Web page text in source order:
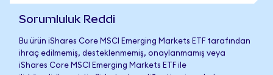
Sorumluluk Reddi
Bu ürün iShares Core MSCI Emerging Markets ETF tarafından
ihraç edilmemiş, desteklenmemiş, onaylanmamış veya
iShares Core MSCI Emerging Markets ETF ile